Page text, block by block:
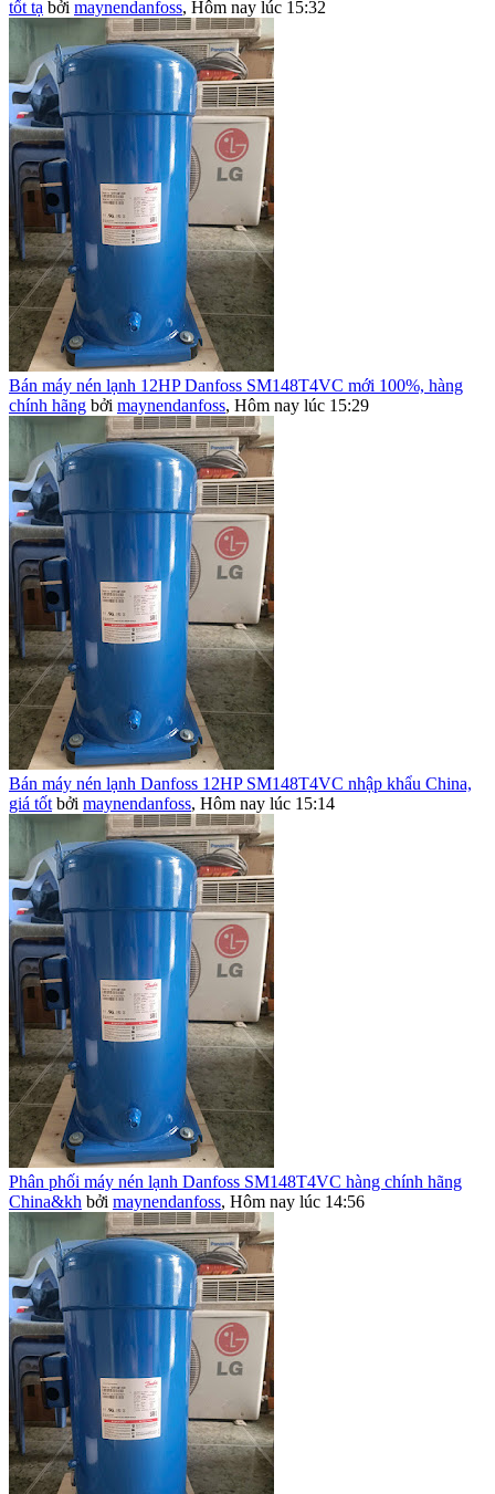
tốt tạ bởi maynendanfoss, Hôm nay lúc 15:32
Bán máy nén lạnh 12HP Danfoss SM148T4VC mới 100%, hàng
chính hãng bởi maynendanfoss, Hôm nay lúc 15:29
Bán máy nén lạnh Danfoss 12HP SM148T4VC nhập khẩu China,
giá tốt bởi maynendanfoss, Hôm nay lúc 15:14
Phân phối máy nén lạnh Danfoss SM148T4VC hàng chính hãng
China&kh bởi maynendanfoss, Hôm nay lúc 14:56